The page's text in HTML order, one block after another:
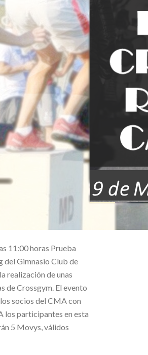
11:00 horas Prueba
del Gimnasio Club de
realización de unas
de Crossgym. El evento
socios del CMA con
los participantes en esta
5 Movys, válidos